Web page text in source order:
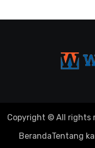
Copyright © All rights
BerandaTentang